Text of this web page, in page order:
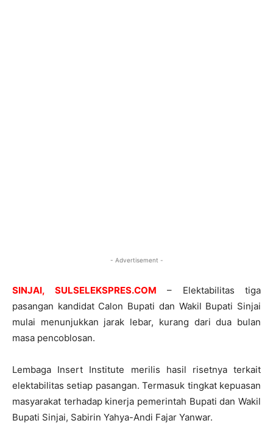
- Advertisement -
SINJAI, SULSELEKSPRES.COM – Elektabilitas tiga
pasangan kandidat Calon Bupati dan Wakil Bupati Sinjai
mulai menunjukkan jarak lebar, kurang dari dua bulan
masa pencoblosan.
Lembaga Insert Institute merilis hasil risetnya terkait
elektabilitas setiap pasangan. Termasuk tingkat kepuasan
masyarakat terhadap kinerja pemerintah Bupati dan Wakil
Bupati Sinjai, Sabirin Yahya-Andi Fajar Yanwar.